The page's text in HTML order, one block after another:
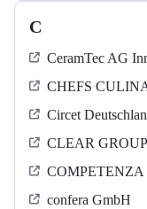
C
CeramTec AG
CHEFS
Circet
CLEAR GROUP
COMPETENZA
confera GmbH